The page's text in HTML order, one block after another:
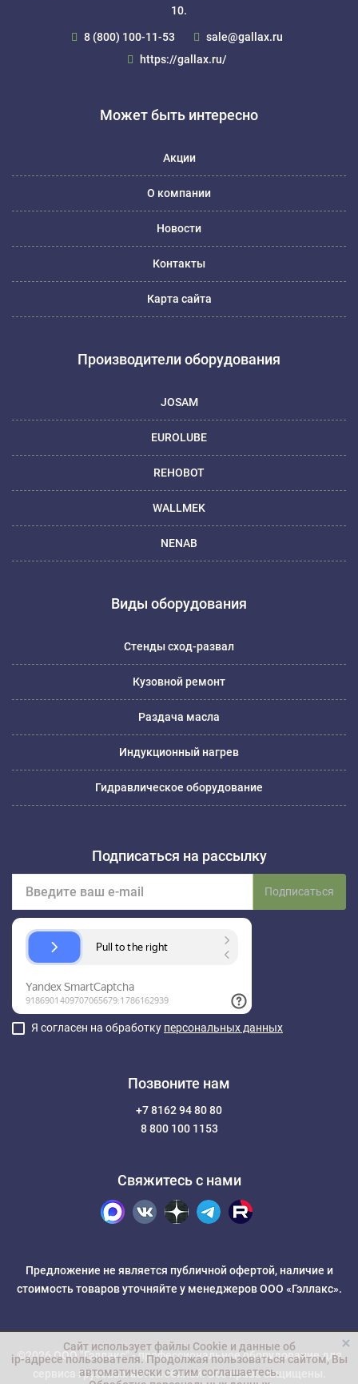
10.
8 (800) 100-11-53
sale@gallax.ru
https://gallax.ru/
Может быть интересно
Акции
О компании
Новости
Контакты
Карта сайта
Производители оборудования
JOSAM
EUROLUBE
REHOBOT
WALLMEK
NENAB
Виды оборудования
Стенды сход-развал
Кузовной ремонт
Раздача масла
Индукционный нагрев
Гидравлическое оборудование
Подписаться на рассылку
Подписаться
Я согласен на обработку персональных данных
Позвоните нам
+7 8162 94 80 80
8 800 100 1153
Свяжитесь с нами
Предложение не является публичной офертой, наличие и
стоимость товаров уточняйте у менеджеров ООО «Гэллакс».
©2026 ООО "Гэллакс" -профессиональное оборудование для
сервиса грузовых автомобилей. Все права защищены.
Сайт использует файлы Cookie и данные об
ip-адресе пользователя. Продолжая пользоваться сайтом, Вы
автоматически с этим соглашаетесь.